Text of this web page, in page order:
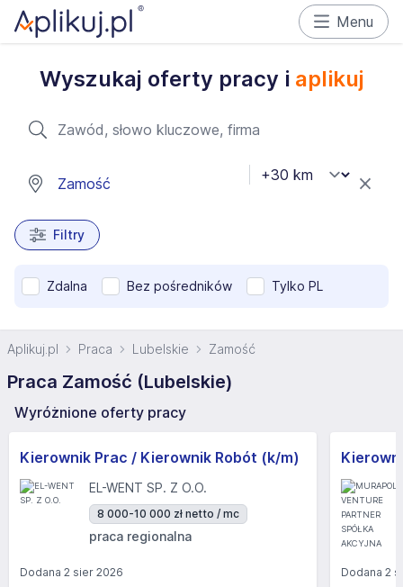
Menu
Wyszukaj oferty pracy i aplikuj
Filtry
Zdalna Bez pośredników Tylko PL
Aplikuj.pl Praca Lubelskie Zamość
Praca Zamość (Lubelskie)
Wyróżnione oferty pracy
Kierownik Prac / Kierownik Robót (k/m)
EL-WENT SP. Z O.O.
8 000-10 000 zł netto / mc
praca regionalna
Dodana 2 sier 2026 Dodana2